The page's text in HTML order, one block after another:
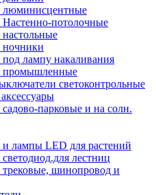
люминисцентные
потолочные
ночники
лампу накаливания
промышленные
светоконтрольные
парковые и на солн.
лампы LED для растений
лестниц
шинопровод и